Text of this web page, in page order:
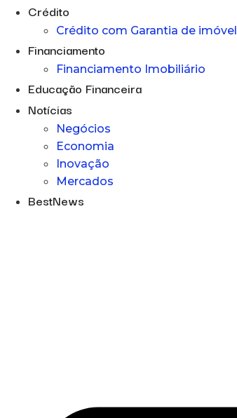
Crédito
Crédito com Garantia de imóvel
Financiamento
Financiamento Imobiliário
Educação Financeira
Notícias
Negócios
Economia
Inovação
Mercados
BestNews